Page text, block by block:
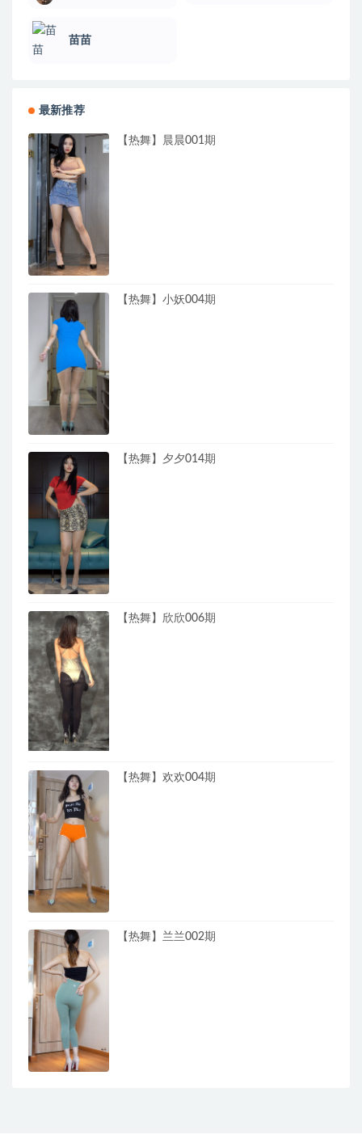
苗苗
最新推荐
【热舞】晨晨001期
【热舞】小妖004期
【热舞】夕夕014期
【热舞】欣欣006期
【热舞】欢欢004期
【热舞】兰兰002期